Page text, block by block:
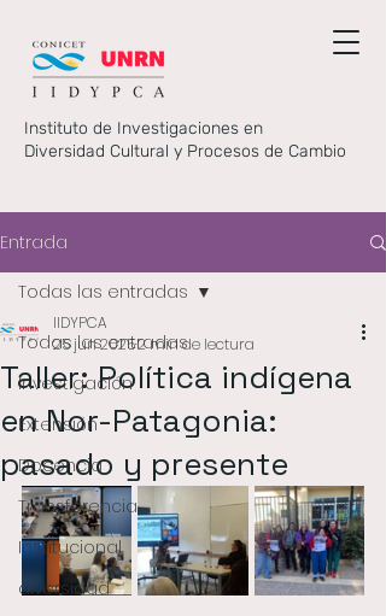
Instituto de Investigaciones en
Diversidad Cultural y Procesos de Cambio
Entrada
Todas las entradas
Investigación
Extensión
Docencia
Transferencia
Institucional
diversidad
Todas las entradas
Taller: Política indígena
en Nor-Patagonia:
pasado y presente
IIDYPCA
25 jun 20252 min de lectura